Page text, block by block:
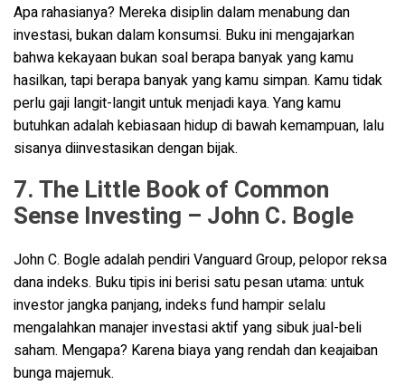
Apa rahasianya? Mereka disiplin dalam menabung dan
investasi, bukan dalam konsumsi. Buku ini mengajarkan
bahwa kekayaan bukan soal berapa banyak yang kamu
hasilkan, tapi berapa banyak yang kamu simpan. Kamu tidak
perlu gaji langit-langit untuk menjadi kaya. Yang kamu
butuhkan adalah kebiasaan hidup di bawah kemampuan, lalu
sisanya diinvestasikan dengan bijak.
7. The Little Book of Common
Sense Investing – John C. Bogle
John C. Bogle adalah pendiri Vanguard Group, pelopor reksa
dana indeks. Buku tipis ini berisi satu pesan utama: untuk
investor jangka panjang, indeks fund hampir selalu
mengalahkan manajer investasi aktif yang sibuk jual-beli
saham. Mengapa? Karena biaya yang rendah dan keajaiban
bunga majemuk.